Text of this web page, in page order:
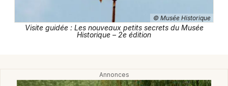
Nuit des Musées dans le Grand Est
© Musée Historique
Visite guidée : Les nouveaux petits secrets du Musée
Historique – 2e édition